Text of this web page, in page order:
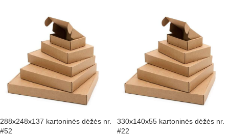
288x248x137 kartoninės dėžės nr.
#52
330x140x55 kartoninės dėžės nr.
#22